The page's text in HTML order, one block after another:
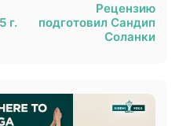
г.
Рецензию
подготовил Сандип
Соланки